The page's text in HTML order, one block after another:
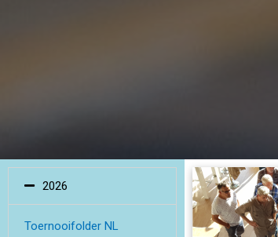
2026
Toernooifolder NL